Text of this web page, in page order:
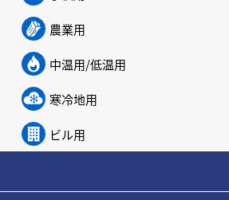
農業用
中温用/低温用
寒冷地用
ビル用